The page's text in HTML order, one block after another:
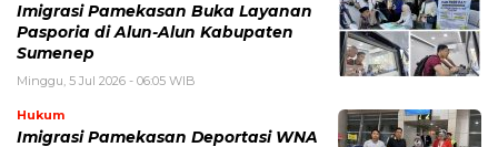
Imigrasi Pamekasan Buka Layanan
Pasporia di Alun-Alun Kabupaten
Sumenep
Minggu, 5 Jul 2026 - 06:05 WIB
Hukum
Imigrasi Pamekasan Deportasi WNA